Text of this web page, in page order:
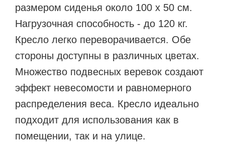
размером сиденья около 100 x 50 см.
Нагрузочная способность - до 120 кг.
Кресло легко переворачивается. Обе
стороны доступны в различных цветах.
Множество подвесных веревок создают
эффект невесомости и равномерного
распределения веса. Кресло идеально
подходит для использования как в
помещении, так и на улице.